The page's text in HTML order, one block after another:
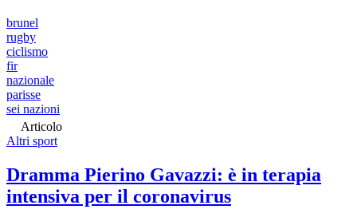
brunel
rugby
ciclismo
fir
nazionale
parisse
sei nazioni
Articolo
Altri sport
Dramma Pierino Gavazzi: è in terapia
intensiva per il coronavirus